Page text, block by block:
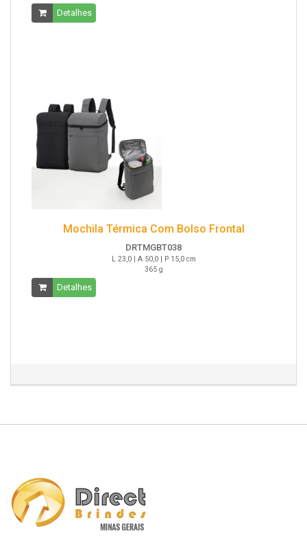
Detalhes
Mochila Térmica Com Bolso Frontal
DRTMGBT038
L 23,0 | A 50,0 | P 15,0 cm
365 g
Detalhes